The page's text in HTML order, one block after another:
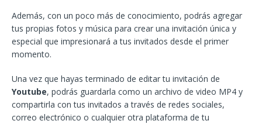
Además, con un poco más de conocimiento, podrás agregar
tus propias fotos y música para crear una invitación única y
especial que impresionará a tus invitados desde el primer
momento.
Una vez que hayas terminado de editar tu invitación de
Youtube, podrás guardarla como un archivo de video MP4 y
compartirla con tus invitados a través de redes sociales,
correo electrónico o cualquier otra plataforma de tu